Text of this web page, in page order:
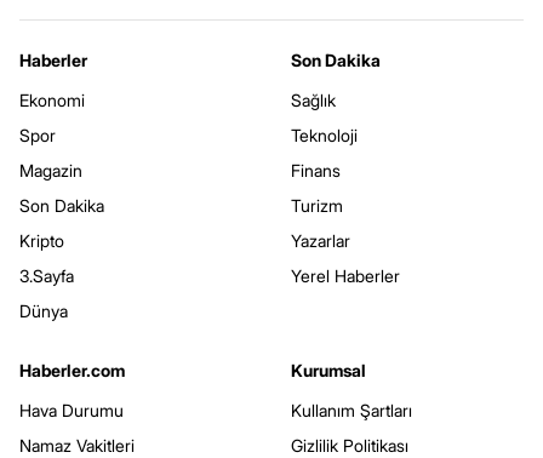
Haberler
Ekonomi
Spor
Magazin
Son Dakika
Kripto
3.Sayfa
Dünya
Son Dakika
Sağlık
Teknoloji
Finans
Turizm
Yazarlar
Yerel Haberler
Haberler.com
Hava Durumu
Namaz Vakitleri
Kurumsal
Kullanım Şartları
Gizlilik Politikası